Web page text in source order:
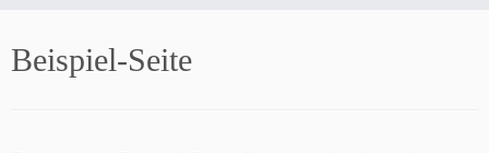
Inhalt
Beispiel-Seite